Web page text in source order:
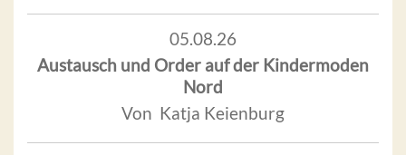
05.08.26
Austausch und Order auf der Kindermoden
Nord
Von Katja Keienburg